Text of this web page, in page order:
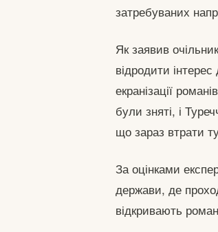
затребуваних
Як заявив
відродити
екранізації
були зняті, і
що зараз втрати
За оцінками
держави, де
відкривають